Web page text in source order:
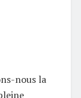
nous la